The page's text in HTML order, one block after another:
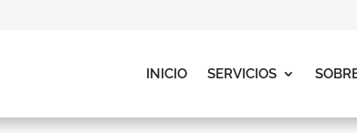
INICIO SERVICIOS